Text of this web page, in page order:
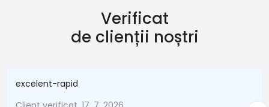
Verificat
de clienții noștri
excelent-rapid